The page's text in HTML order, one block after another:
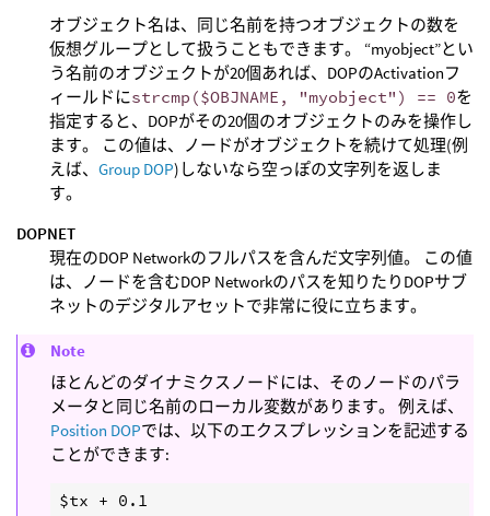
オブジェクト名は、同じ名前を持つオブジェクトの数を
仮想グループとして扱うこともできます。 “myobject”とい
う名前のオブジェクトが20個あれば、DOPのActivationフ
ィールドにstrcmp($OBJNAME, "myobject") == 0を
指定すると、DOPがその20個のオブジェクトのみを操作し
ます。 この値は、ノードがオブジェクトを続けて処理(例
えば、 Group DOP)しないなら空っぽの文字列を返しま
す。
DOPNET
現在のDOP Networkのフルパスを含んだ文字列値。 この値
は、ノードを含むDOP Networkのパスを知りたりDOPサブ
ネットのデジタルアセットで非常に役に立ちます。
Note
ほとんどのダイナミクスノードには、そのノードのパラ
メータと同じ名前のローカル変数があります。 例えば、
Position DOPでは、以下のエクスプレッションを記述する
ことができます: